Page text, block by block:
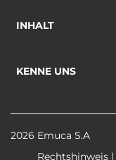
INHALT
KENNE UNS
2026 Emuca S.A
Rechtshinweis |